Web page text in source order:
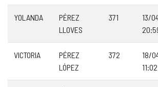
YOLANDA
PÉREZ
LLOVES
371
13/
VICTORIA
PÉREZ
LÓPEZ
372
18/
11:02